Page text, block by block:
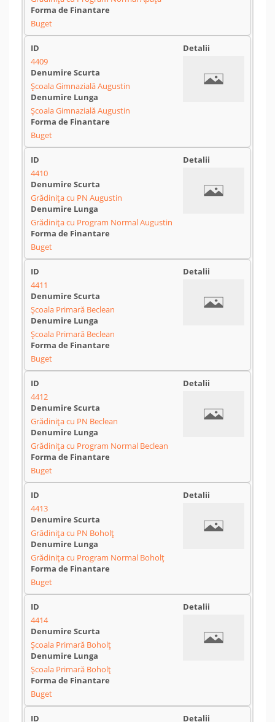
Buget
4409
Școala Gimnazială Augustin
Școala Gimnazială Augustin
Buget
4410
Grădinița cu PN Augustin
Grădinița cu Program Normal Augustin
Buget
4411
Școala Primară Beclean
Școala Primară Beclean
Buget
4412
Grădinița cu PN Beclean
Grădinița cu Program Normal Beclean
Buget
4413
Grădinița cu PN Boholț
Grădinița cu Program Normal Boholț
Buget
4414
Școala Primară Boholț
Școala Primară Boholț
Buget